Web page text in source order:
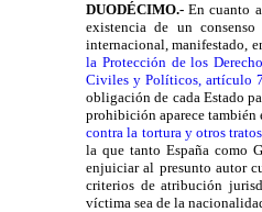
DUODÉCIMO.- En cuanto
existencia de un
internacional, manifestado,
la Protección de los
Civiles y Políticos, artículo
obligación de cada Estado
prohibición aparece también
contra la tortura y otros
la que tanto España como
enjuiciar al presunto autor
criterios de atribución
víctima sea de la